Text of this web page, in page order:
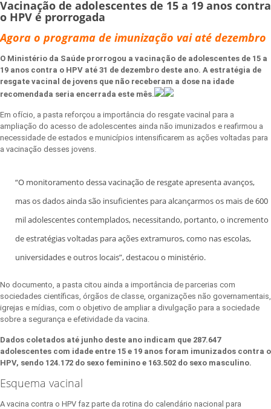
Vacinação de adolescentes de 15 a 19 anos contra
o HPV é prorrogada
Agora o programa de imunização vai até dezembro
O Ministério da Saúde prorrogou a vacinação de adolescentes de 15 a
19 anos contra o HPV até 31 de dezembro deste ano. A estratégia de
resgate vacinal de jovens que não receberam a dose na idade
recomendada seria encerrada este mês.
Em ofício, a pasta reforçou a importância do resgate vacinal para a
ampliação do acesso de adolescentes ainda não imunizados e reafirmou a
necessidade de estados e municípios intensificarem as ações voltadas para
a vacinação desses jovens.
“O monitoramento dessa vacinação de resgate apresenta avanços,
mas os dados ainda são insuficientes para alcançarmos os mais de 600
mil adolescentes contemplados, necessitando, portanto, o incremento
de estratégias voltadas para ações extramuros, como nas escolas,
universidades e outros locais”, destacou o ministério.
No documento, a pasta citou ainda a importância de parcerias com
sociedades científicas, órgãos de classe, organizações não governamentais,
igrejas e mídias, com o objetivo de ampliar a divulgação para a sociedade
sobre a segurança e efetividade da vacina.
Dados coletados até junho deste ano indicam que 287.647
adolescentes com idade entre 15 e 19 anos foram imunizados contra o
HPV, sendo 124.172 do sexo feminino e 163.502 do sexo masculino.
Esquema vacinal
A vacina contra o HPV faz parte da rotina do calendário nacional para